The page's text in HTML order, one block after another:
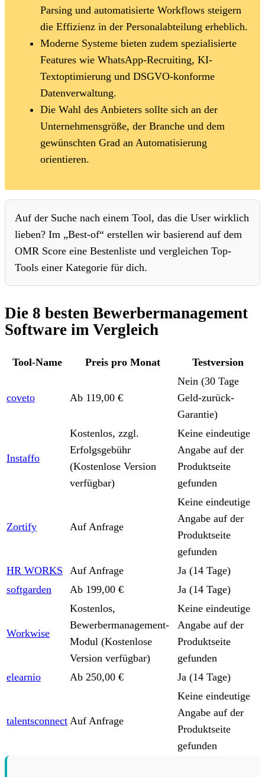
Parsing und automatisierte Workflows steigern
die Effizienz in der Personalabteilung erheblich.
Moderne Systeme bieten zudem spezialisierte
Features wie WhatsApp-Recruiting, KI-
Textoptimierung und DSGVO-konforme
Datenverwaltung.
Die Wahl des Anbieters sollte sich an der
Unternehmensgröße, der Branche und dem
gewünschten Grad an Automatisierung
orientieren.
Auf der Suche nach einem Tool, das die User wirklich
lieben? Im „Best-of“ erstellen wir basierend auf dem
OMR Score eine Bestenliste und vergleichen Top-
Tools einer Kategorie für dich.
Die 8 besten Bewerbermanagement
Software im Vergleich
Tool-Name Preis pro Monat Testversion
coveto Ab 119,00 €
Nein (30 Tage
Geld-zurück-
Garantie)
Instaffo
Kostenlos, zzgl.
Erfolgsgebühr
(Kostenlose Version
verfügbar)
Keine eindeutige
Angabe auf der
Produktseite
gefunden
Zortify Auf Anfrage
Keine eindeutige
Angabe auf der
Produktseite
gefunden
HR WORKS
Auf Anfrage
Ja (14 Tage)
softgarden
Ab 199,00 € Ja (14 Tage)
Workwise
Kostenlos,
Bewerbermanagement-
Modul (Kostenlose
Version verfügbar)
Keine eindeutige
Angabe auf der
Produktseite
gefunden
elearnio
Ab 250,00 € Ja (14 Tage)
talentsconnect Auf Anfrage
Keine eindeutige
Angabe auf der
Produktseite
gefunden